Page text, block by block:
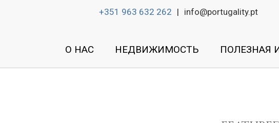
+351 963 632 262 | info@portugality.pt
О НАС НЕДВИЖИМОСТЬ ПОЛЕЗНАЯ